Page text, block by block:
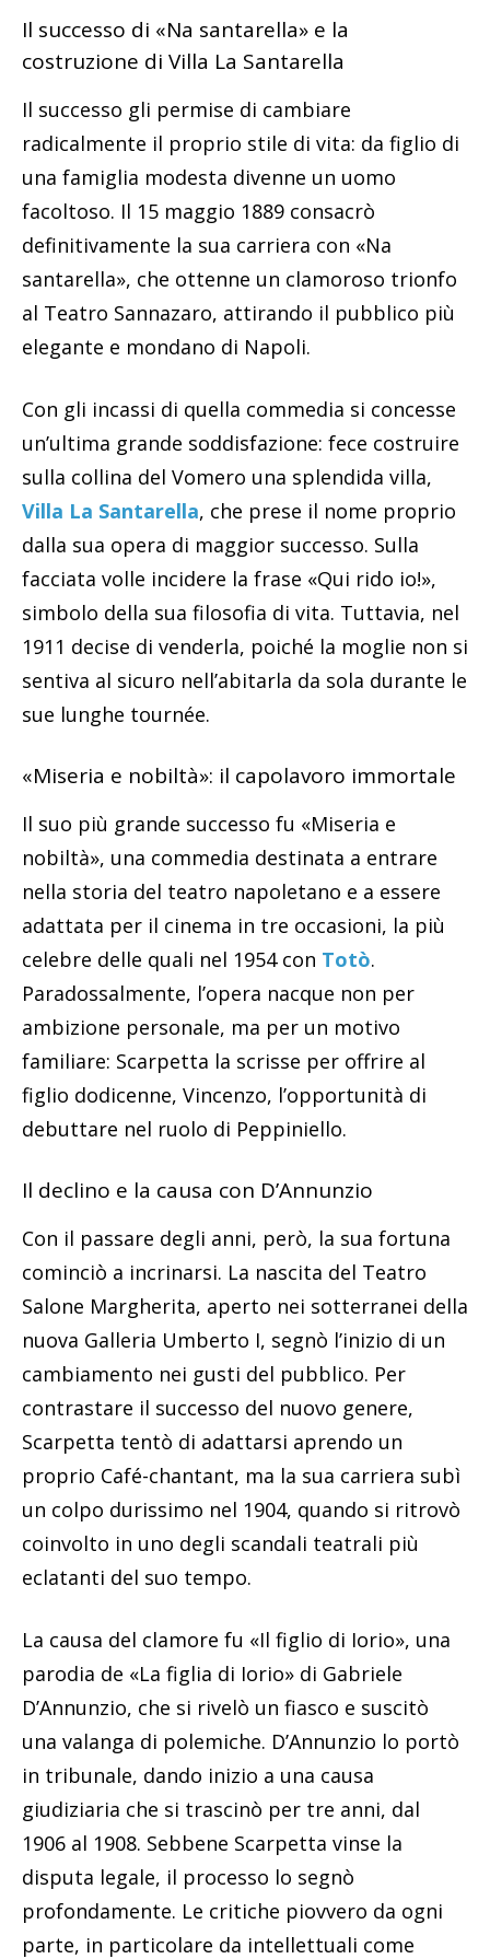
Il successo di «Na santarella» e la
costruzione di Villa La Santarella
Il successo gli permise di cambiare
radicalmente il proprio stile di vita: da figlio di
una famiglia modesta divenne un uomo
facoltoso. Il 15 maggio 1889 consacrò
definitivamente la sua carriera con «Na
santarella», che ottenne un clamoroso trionfo
al Teatro Sannazaro, attirando il pubblico più
elegante e mondano di Napoli.
Con gli incassi di quella commedia si concesse
un’ultima grande soddisfazione: fece costruire
sulla collina del Vomero una splendida villa,
Villa La Santarella, che prese il nome proprio
dalla sua opera di maggior successo. Sulla
facciata volle incidere la frase «Qui rido io!»,
simbolo della sua filosofia di vita. Tuttavia, nel
1911 decise di venderla, poiché la moglie non si
sentiva al sicuro nell’abitarla da sola durante le
sue lunghe tournée.
«Miseria e nobiltà»: il capolavoro immortale
Il suo più grande successo fu «Miseria e
nobiltà», una commedia destinata a entrare
nella storia del teatro napoletano e a essere
adattata per il cinema in tre occasioni, la più
celebre delle quali nel 1954 con Totò.
Paradossalmente, l’opera nacque non per
ambizione personale, ma per un motivo
familiare: Scarpetta la scrisse per offrire al
figlio dodicenne, Vincenzo, l’opportunità di
debuttare nel ruolo di Peppiniello.
Il declino e la causa con D’Annunzio
Con il passare degli anni, però, la sua fortuna
cominciò a incrinarsi. La nascita del Teatro
Salone Margherita, aperto nei sotterranei della
nuova Galleria Umberto I, segnò l’inizio di un
cambiamento nei gusti del pubblico. Per
contrastare il successo del nuovo genere,
Scarpetta tentò di adattarsi aprendo un
proprio Café-chantant, ma la sua carriera subì
un colpo durissimo nel 1904, quando si ritrovò
coinvolto in uno degli scandali teatrali più
eclatanti del suo tempo.
La causa del clamore fu «Il figlio di Iorio», una
parodia de «La figlia di Iorio» di Gabriele
D’Annunzio, che si rivelò un fiasco e suscitò
una valanga di polemiche. D’Annunzio lo portò
in tribunale, dando inizio a una causa
giudiziaria che si trascinò per tre anni, dal
1906 al 1908. Sebbene Scarpetta vinse la
disputa legale, il processo lo segnò
profondamente. Le critiche piovvero da ogni
parte, in particolare da intellettuali come